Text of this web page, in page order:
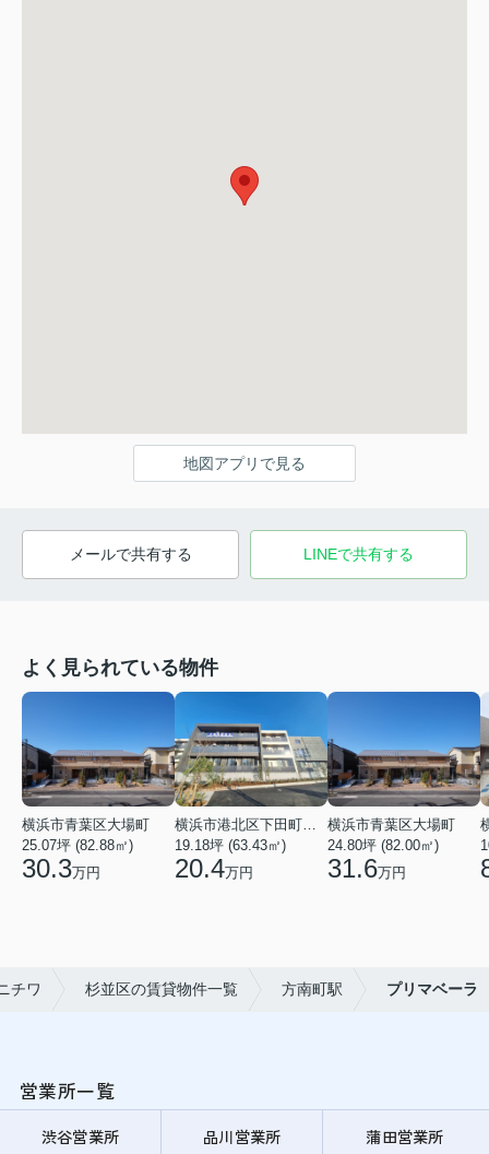
地図アプリで見る
メールで共有する LINEで共有する
よく見られている物件
横浜市青葉区大場町
25.07坪 (82.88㎡)
30.3万円
19.18坪 (63.43㎡)
20.4万円
横浜市青葉区大場町
24.80坪 (82.00㎡)
31.6万円
チワ 杉並区の賃貸物件一覧 方南町駅 プリマベーラ
営業所一覧
渋谷営業所 品川営業所 蒲田営業所